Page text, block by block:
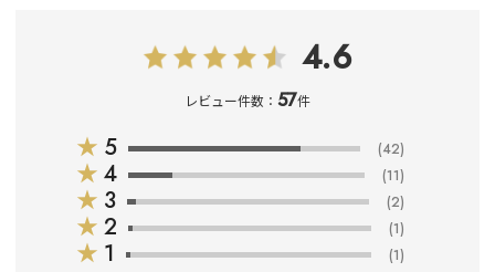
4.6
レビュー件数： 57件
★ 5 (42)
★ 4 (11)
★ 3 (2)
★ 2 (1)
★ 1 (1)